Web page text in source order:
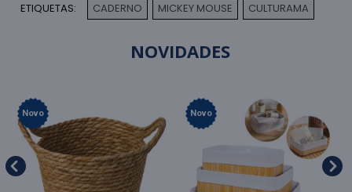
ETIQUETAS: CADERNO MICKEY MOUSE CULTURAMA
NOVIDADES
Novo Novo